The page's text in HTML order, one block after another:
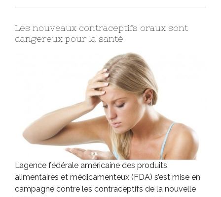
Les nouveaux contraceptifs oraux sont
dangereux pour la santé
L’agence fédérale américaine des produits
alimentaires et médicamenteux (FDA) s’est mise en
campagne contre les contraceptifs de la nouvelle